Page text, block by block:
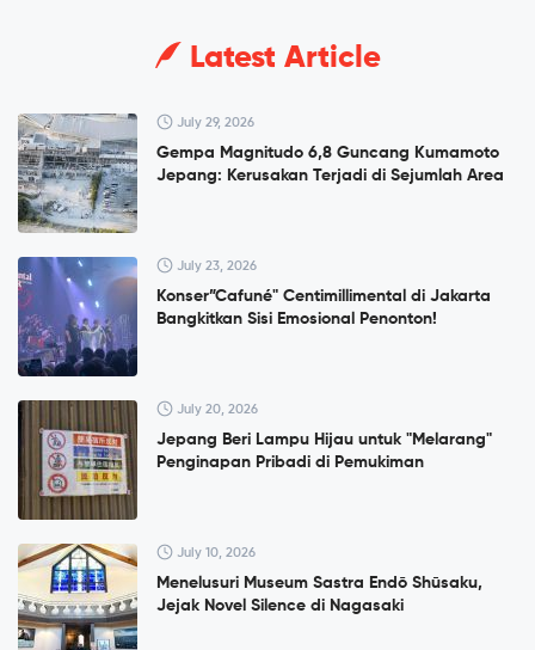
Latest Article
July 29, 2026
Gempa Magnitudo 6,8 Guncang Kumamoto
Jepang: Kerusakan Terjadi di Sejumlah Area
July 23, 2026
Konser”Cafuné" Centimillimental di Jakarta
Bangkitkan Sisi Emosional Penonton!
July 20, 2026
Jepang Beri Lampu Hijau untuk "Melarang"
Penginapan Pribadi di Pemukiman
July 10, 2026
Menelusuri Museum Sastra Endō Shūsaku,
Jejak Novel Silence di Nagasaki